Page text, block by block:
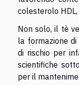
colesterolo
Non solo, il tè
la formazione
di rischio per
scientifiche
per il